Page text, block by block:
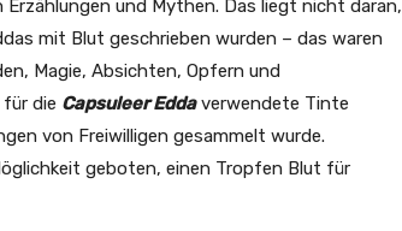
und Mythen. Das liegt nicht daran,
mit Blut geschrieben wurden – das waren
Magie, Absichten, Opfern und
die Capsuleer Eddaverwendete Tinte
von Freiwilligen gesammelt wurde.
geboten, einen Tropfen Blut für